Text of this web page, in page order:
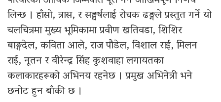
लिन्छ । हाँसो, त्रास, र सङ्घर्षलाई रोचक ढङ्गले प्रस्तुत गर्ने यो
चलचित्रमा मुख्य भूमिकामा प्रवीण खतिवडा, शिशिर
बाङ्गदेल, कविता आले, राज पौडेल, विशाल राई, मिलन
राई, नूतन र वीरेन्द्र सिंह कुशवाहा लगायतका
कलाकारहरूको अभिनय रहनेछ । प्रमुख अभिनेत्री भने
छनोट हुन बाँकी छ ।